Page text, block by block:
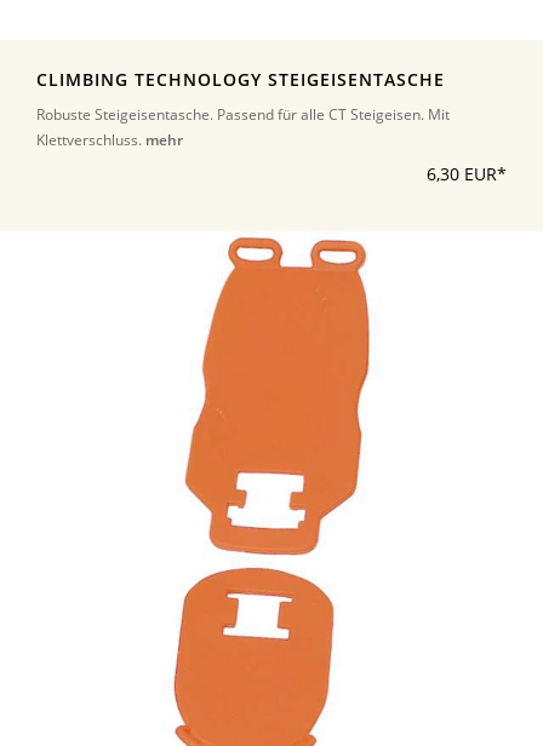
CLIMBING TECHNOLOGY STEIGEISENTASCHE
Robuste Steigeisentasche. Passend für alle CT Steigeisen. Mit
Klettverschluss. mehr
6,30 EUR*